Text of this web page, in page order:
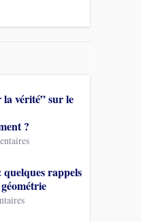
la vérité” sur le
?
rappels